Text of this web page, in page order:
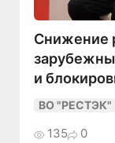
Снижение
и
ВО "РЕСТЭК"
135 0